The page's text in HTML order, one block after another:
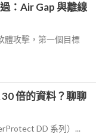
：Air Gap 與離線
體攻擊，第一個目標
倍的資料？聊聊
DD 系列）...